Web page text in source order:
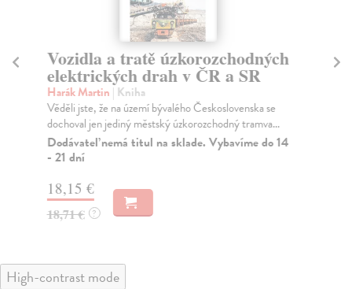
Vozidla a tratě úzkorozchodných
elektrických drah v ČR a SR
Harák Martin | Kniha
Věděli jste, že na území bývalého Československa se
dochoval jen jediný městský úzkorozchodný tramva...
Dodávateľ nemá titul na sklade. Vybavíme do 14
- 21 dní
18,15 €
18,71 € ?
High-contrast mode